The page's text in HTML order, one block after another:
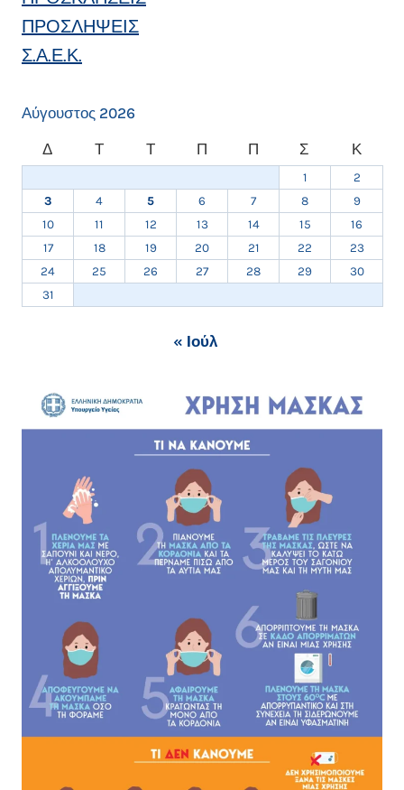
ΠΡΟΣΛΗΨΕΙΣ
Σ.Α.Ε.Κ.
Αύγουστος 2026
Δ
Τ Τ Π Π Σ Κ
1
2
3
4 5 6 7 8
9
10
11 12 13 14 15
16
17
18 19 20 21 22
23
24
25 26 27 28 29
30
31
« Ιούλ